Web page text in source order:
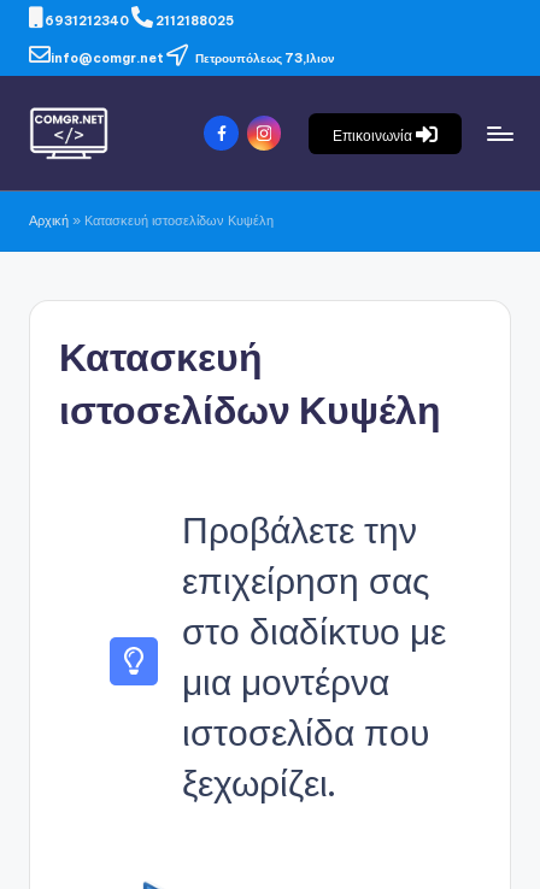
6931212340 2112188025
info@comgr.net Πετρουπόλεως 73,Ιλιον
Επικοινωνία
Αρχική » Κατασκευή ιστοσελίδων Κυψέλη
Κατασκευή
ιστοσελίδων Κυψέλη
Προβάλετε την
επιχείρηση σας
στο διαδίκτυο με
μια μοντέρνα
ιστοσελίδα που
ξεχωρίζει.